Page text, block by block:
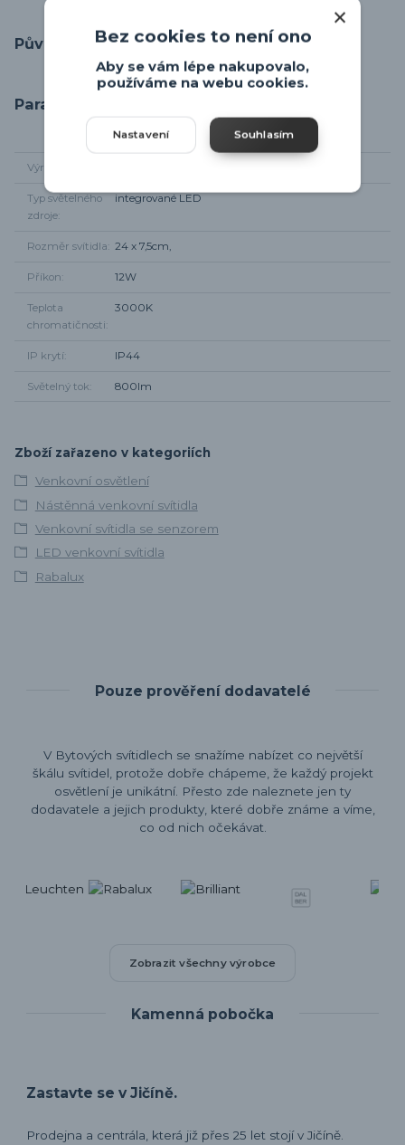
Původ zboží
Parametry
Výrobce
Typ světelného
zdroje
integrované LED
Rozměr svítidla 24 x 7,5cm,
Příkon 12W
Teplota
chromatičnosti
3000K
IP krytí IP44
Světelný tok 800lm
Zboží zařazeno v kategoriích
Venkovní osvětlení
Nástěnná venkovní svítidla
Venkovní svítidla se senzorem
LED venkovní svítidla
Rabalux
Pouze prověření dodavatelé
V Bytových svítidlech se snažíme nabízet co největší
škálu svítidel, protože dobře chápeme, že každý projekt
osvětlení je unikátní. Přesto zde naleznete jen ty
dodavatele a jejich produkty, které dobře známe a víme,
co od nich očekávat.
Zobrazit všechny výrobce
Kamenná pobočka
Zastavte se v Jičíně.
Prodejna a centrála, která již přes 25 let stojí v Jičíně.
Bez cookies to není ono
Aby se vám lépe nakupovalo,
používáme na webu cookies.
Nastavení Souhlasím